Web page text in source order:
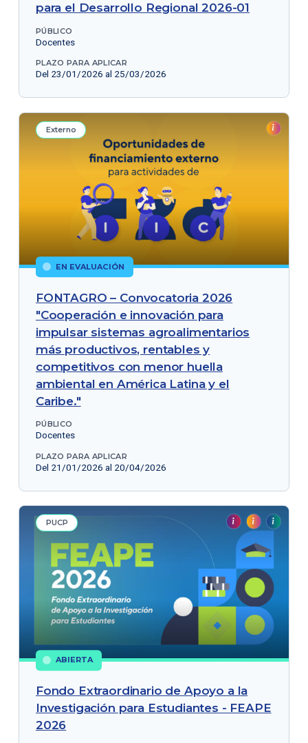
para el Desarrollo Regional 2026-01
PÚBLICO
Docentes
PLAZO PARA APLICAR
Del 23/01/2026 al 25/03/2026
Externo
EN EVALUACIÓN
FONTAGRO – Convocatoria 2026
"Cooperación e innovación para
impulsar sistemas agroalimentarios
más productivos, rentables y
competitivos con menor huella
ambiental en América Latina y el
Caribe."
PÚBLICO
Docentes
PLAZO PARA APLICAR
Del 21/01/2026 al 20/04/2026
PUCP
ABIERTA
Fondo Extraordinario de Apoyo a la
Investigación para Estudiantes - FEAPE
2026